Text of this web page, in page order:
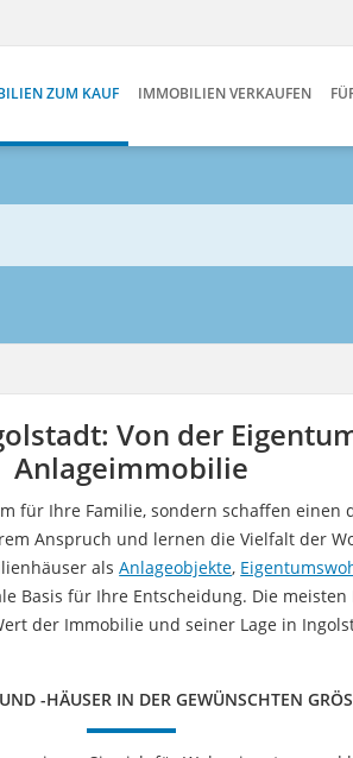
ZUM KAUF IMMOBILIEN VERKAUFEN
Von der
Anlageimmobilie
für Ihre Familie, sondern schaffen einen
Anspruch und lernen die Vielfalt der
alsAnlageobjekte,
Basis für Ihre Entscheidung. Die
der Immobilie und seiner Lage in
-HÄUSER IN DER GEWÜNSCHTEN